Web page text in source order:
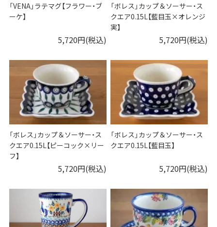
「VENA」ラテマグ【フラワー・ブ
ーケ】
5,720円(税込)
「ボレス」カップ＆ソーサー・ス
クエア0.15L【藍目玉×オレンジ
実】
5,720円(税込)
「ボレス」カップ＆ソーサー・ス
クエア0.15L【ピーコック×リー
フ】
5,720円(税込)
「ボレス」カップ＆ソーサー・ス
クエア0.15L【藍目玉】
5,720円(税込)